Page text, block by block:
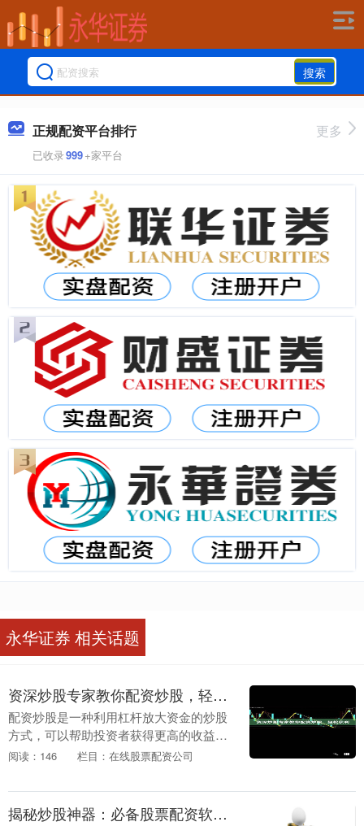
搜索
正规配资平台排行
已收录999+家平台
更多
永华证券 相关话题
资深炒股专家教你配资炒股，轻松获利
配资炒股是一种利用杠杆放大资金的炒股
方式，可以帮助投资者获得更高的收益。
但配资炒股也存在一定的风险，因此需要
资金：....
阅读：146 栏目：在线股票配资公司
揭秘炒股神器：必备股票配资软件推荐